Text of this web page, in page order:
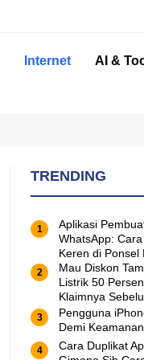
Internet AI &
TRENDING
Aplikasi
WhatsApp:
Keren di Ponsel
Mau Diskon
Listrik 50
Klaimnya
Pengguna
Demi
Cara Duplikat